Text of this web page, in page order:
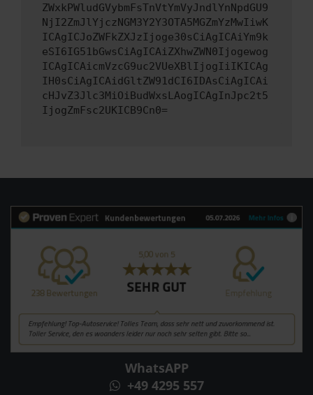
ZWxkPWludGVybmFsTnVtYmVyJndlYnNpdGU9
NjI2ZmJlYjczNGM3Y2Y3OTA5MGZmYzMwIiwK
ICAgICJoZWFkZXJzIjoge30sCiAgICAiYm9k
eSI6IG51bGwsCiAgICAiZXhwZWN0Ijogewog
ICAgICAicmVzcG9uc2VUeXBlIjogIiIKICAg
IH0sCiAgICAidGltZW91dCI6IDAsCiAgICAi
cHJvZ3Jlc3MiOiBudWxsLAogICAgInJpc2t5
IjogZmFsc2UKICB9Cn0=
WhatsAPP
+49 4295 557